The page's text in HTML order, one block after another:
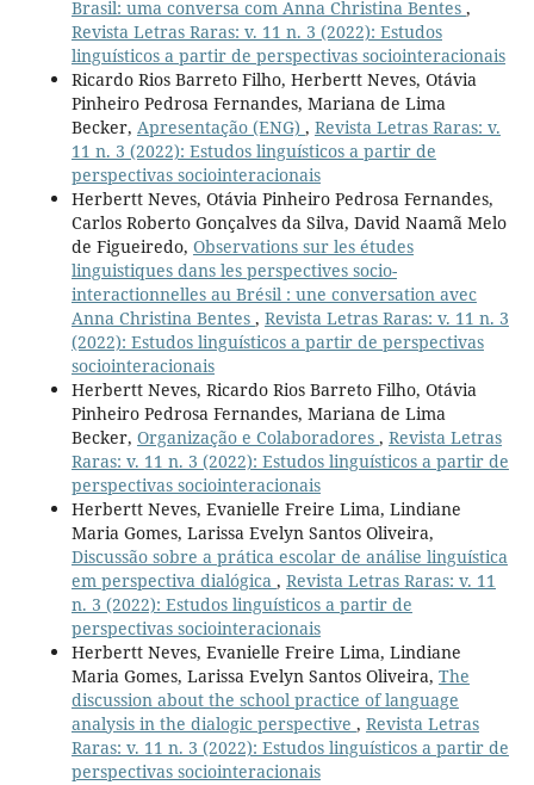
Brasil: uma conversa com Anna Christina Bentes ,
Revista Letras Raras: v. 11 n. 3 (2022): Estudos
linguísticos a partir de perspectivas sociointeracionais
Ricardo Rios Barreto Filho, Herbertt Neves, Otávia
Pinheiro Pedrosa Fernandes, Mariana de Lima
Becker, Apresentação (ENG) , Revista Letras Raras: v.
11 n. 3 (2022): Estudos linguísticos a partir de
perspectivas sociointeracionais
Herbertt Neves, Otávia Pinheiro Pedrosa Fernandes,
Carlos Roberto Gonçalves da Silva, David Naamã Melo
de Figueiredo, Observations sur les études
linguistiques dans les perspectives socio-
interactionnelles au Brésil : une conversation avec
Anna Christina Bentes , Revista Letras Raras: v. 11 n. 3
(2022): Estudos linguísticos a partir de perspectivas
sociointeracionais
Herbertt Neves, Ricardo Rios Barreto Filho, Otávia
Pinheiro Pedrosa Fernandes, Mariana de Lima
Becker, Organização e Colaboradores , Revista Letras
Raras: v. 11 n. 3 (2022): Estudos linguísticos a partir de
perspectivas sociointeracionais
Herbertt Neves, Evanielle Freire Lima, Lindiane
Maria Gomes, Larissa Evelyn Santos Oliveira,
Discussão sobre a prática escolar de análise linguística
em perspectiva dialógica , Revista Letras Raras: v. 11
n. 3 (2022): Estudos linguísticos a partir de
perspectivas sociointeracionais
Herbertt Neves, Evanielle Freire Lima, Lindiane
Maria Gomes, Larissa Evelyn Santos Oliveira, The
discussion about the school practice of language
analysis in the dialogic perspective , Revista Letras
Raras: v. 11 n. 3 (2022): Estudos linguísticos a partir de
perspectivas sociointeracionais